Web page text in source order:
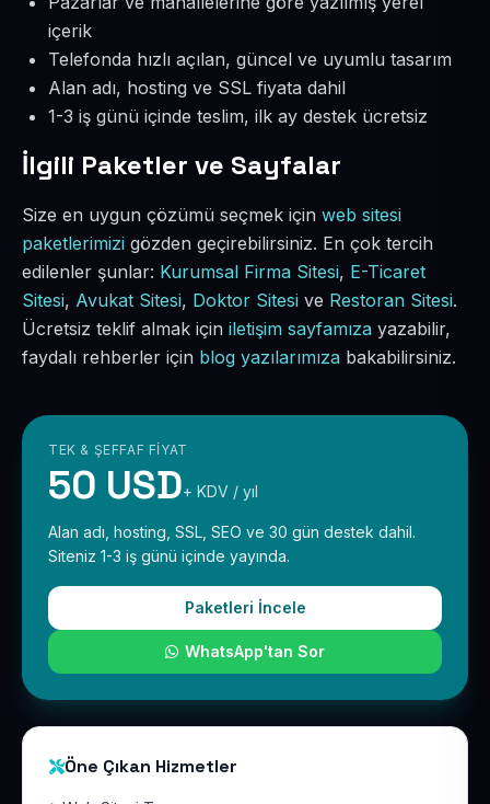
içerik
Telefonda hızlı açılan, güncel ve uyumlu tasarım
Alan adı, hosting ve SSL fiyata dahil
1-3 iş günü içinde teslim, ilk ay destek ücretsiz
İlgili Paketler ve Sayfalar
Size en uygun çözümü seçmek için web sitesi
paketlerimizi gözden geçirebilirsiniz. En çok tercih
edilenler şunlar: Kurumsal Firma Sitesi, E-Ticaret
Sitesi, Avukat Sitesi, Doktor Sitesi ve Restoran Sitesi.
Ücretsiz teklif almak için iletişim sayfamıza yazabilir,
faydalı rehberler için blog yazılarımıza bakabilirsiniz.
TEK & ŞEFFAF FIYAT
50 USD+ KDV / yıl
Alan adı, hosting, SSL, SEO ve 30 gün destek dahil.
Siteniz 1-3 iş günü içinde yayında.
Paketleri İncele
WhatsApp'tan Sor
Öne Çıkan Hizmetler